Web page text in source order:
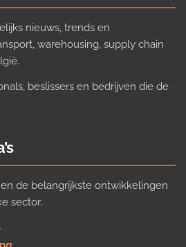
nieuws, trends en
warehousing, supply chain
beslissers en bedrijven die de
de belangrijkste ontwikkelingen
sector.